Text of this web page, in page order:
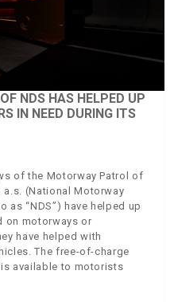
NDS HAS HELPED UP
IN NEED DURING ITS
of the Motorway Patrol of
(National Motorway
as “NDS”) have helped up
on motorways or
have helped with
The free-of-charge
available to motorists